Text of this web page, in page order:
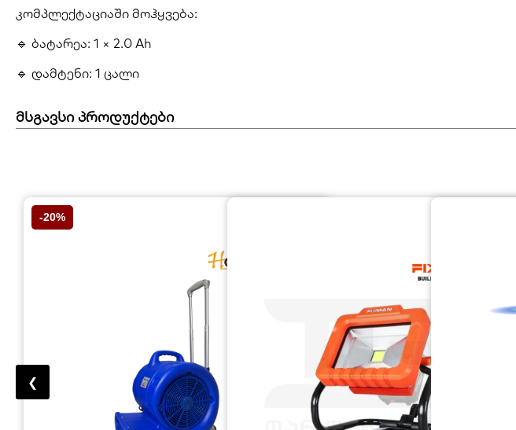
კომპლექტაციაში მოჰყვება:
🔹 ბატარეა: 1 × 2.0 Ah
🔹 დამტენი: 1 ცალი
მსგავსი პროდუქტები
-20%
❮